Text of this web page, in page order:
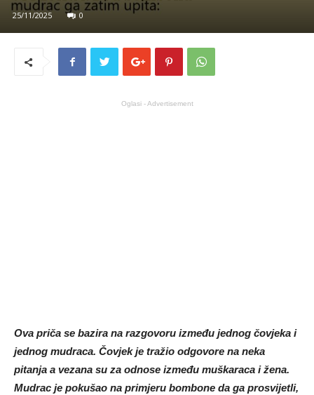
25/11/2025 0
Oglasi - Advertisement
Ova priča se bazira na razgovoru između jednog čovjeka i
jednog mudraca. Čovjek je tražio odgovore na neka
pitanja a vezana su za odnose između muškaraca i žena.
Mudrac je pokušao na primjeru bombone da ga prosvijetli,